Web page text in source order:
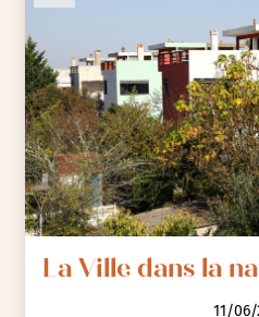
La Ville dans la
11/06/